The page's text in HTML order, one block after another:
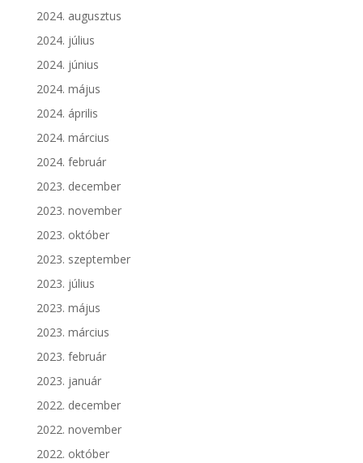
2024. augusztus
2024. július
2024. június
2024. május
2024. április
2024. március
2024. február
2023. december
2023. november
2023. október
2023. szeptember
2023. július
2023. május
2023. március
2023. február
2023. január
2022. december
2022. november
2022. október